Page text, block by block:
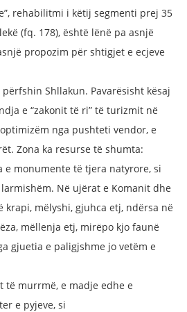
rehabilitmi i këtij segmenti prej 35
(fq. 178), është lënë pa asnjë
propozim për shtigjet e ecjeve
Shllakun. Pavarësisht kësaj
e “zakonit të ri” të turizmit në
nga pushteti vendor, e
Zona ka resurse të shumta:
e monumente të tjera natyrore, si
Në ujërat e Komanit dhe
krapi, mëlyshi, gjuhca etj, ndërsa në
mëllenja etj, mirëpo kjo faunë
gjuetia e paligjshme jo vetëm e
të murrmë, e madje edhe e
e pyjeve, si